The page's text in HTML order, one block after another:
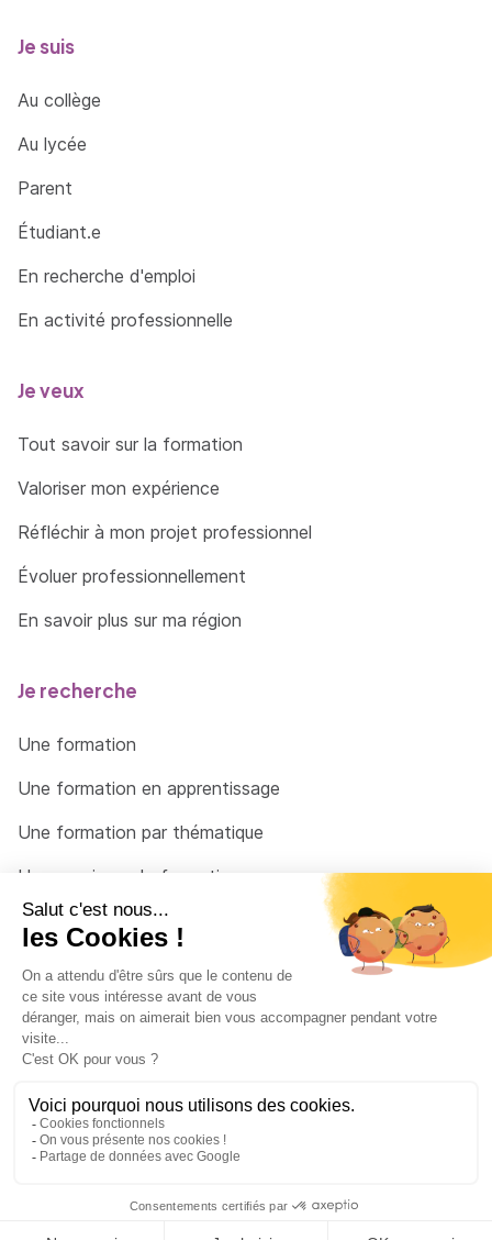
Je suis
Au collège
Au lycée
Parent
Étudiant.e
En recherche d'emploi
En activité professionnelle
Je veux
Tout savoir sur la formation
Valoriser mon expérience
Réfléchir à mon projet professionnel
Évoluer professionnellement
En savoir plus sur ma région
Je recherche
Une formation
Une formation en apprentissage
Une formation par thématique
Un organisme de formation
Un conseiller
Une solution pour raccrocher
© 2026 - Côté Formations - par Via Compétences
Menu Pied de page
Mentions Légales
Politique de confidentialité